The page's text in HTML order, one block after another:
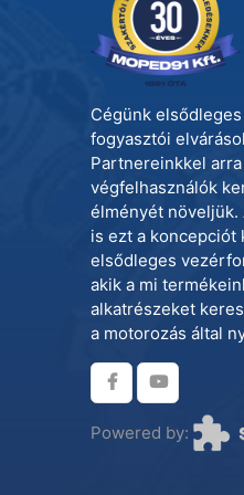
Cégünk
fogyasztói
Partnereinkkel
végfelhasználók
élményét növeljük.
is ezt a koncepciót
elsődleges
akik a mi
alkatrészeket
a motorozás által
Powered by: